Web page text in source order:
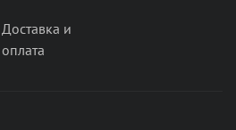
Доставка и
оплата